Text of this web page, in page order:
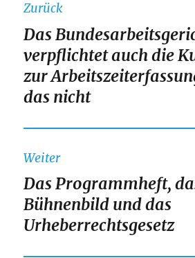
Zurück
Vorheriger
Beitrag:
Das
verpflichtet auch die
zur
das nicht
Weiter
Nächster
Beitrag:
Das Programmheft,
Bühnenbild und das
Urheberrechtsgesetz